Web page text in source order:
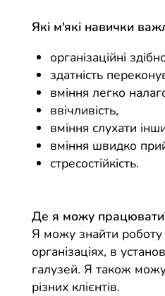
Які м'які навички
організаційні
здатність
вміння легко
ввічливість,
вміння слухати
вміння швидко
стресостійкість.
Де я можу
Я можу знайти роботу
організаціях, в
галузей. Я також
різних клієнтів.